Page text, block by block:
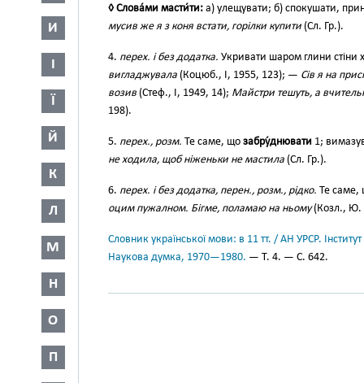
И
І
Ї
Й
К
Л
М
Н
О
П
◊ Слова́ми масти́ти: а) улещувати; б) спокушати,
мусив же я з коня встати, горілки купити (Сл. Гр.).
4. перех. і без додатка. Укривати шаром глини
вигладжувала (Коцюб., І, 1955, 123); — Сів я на
возив (Стеф., І, 1949, 14); Майстри тешуть, а
198).
5. перех., розм. Те саме, що забру́днювати 1;
не ходила, щоб ніженьки не мастила (Сл. Гр.).
6. перех. і без додатка, перен., розм., рідко. Те
оцим пужалном. Бігме, поламаю на ньому(Козл., Ю.
Словник української мови: в 11 тт. / АН УРСР.
Наукова думка, 1970—1980. — Т. 4. — С. 642.